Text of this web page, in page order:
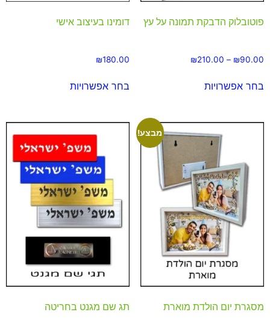
פוטובלוק הדבקת תמונה על עץ
₪90.00
–
₪210.00
בחר אפשרויות
דומינו בעיצוב אישי
₪180.00
בחר אפשרויות
מבצע!
מסגרת יום הולדת מוארת תג שם מגנט בחריטה